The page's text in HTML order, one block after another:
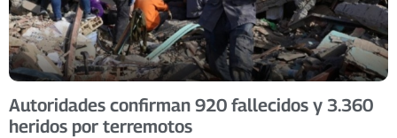
Autoridades confirman 920 fallecidos y 3.360
heridos por terremotos